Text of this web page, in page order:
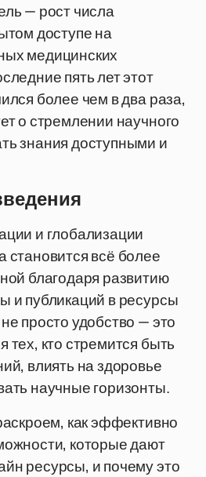
— рост числа
доступе на
медицинских
пять лет этот
более чем в два раза,
о стремлении научного
знания доступными и
и глобализации
становится всё более
благодаря развитию
и публикаций в ресурсы
просто удобство — это
тех, кто стремится быть
влиять на здоровье
научные горизонты.
как эффективно
которые дают
ресурсы, и почему это